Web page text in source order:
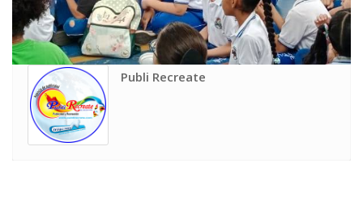
Publi Recreate